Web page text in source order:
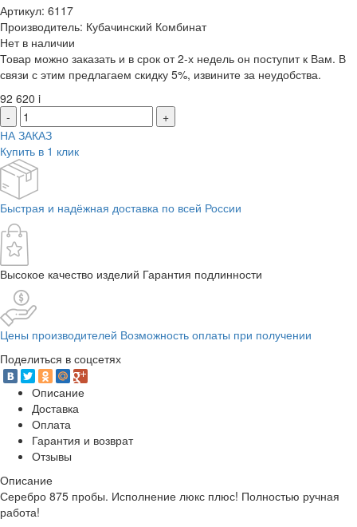
Артикул: 6117
Производитель: Кубачинский Комбинат
Нет в наличии
Товар можно заказать и в срок от 2-х недель он поступит к Вам. В
связи с этим предлагаем скидку 5%, извините за неудобства.
92 620 i
-
+
НА ЗАКАЗ
Купить в 1 клик
Быстрая и надёжная доставка по всей России
Высокое качество изделий Гарантия подлинности
Цены производителей Возможность оплаты при получении
Поделиться в соцсетях
Описание
Доставка
Оплата
Гарантия и возврат
Отзывы
Описание
Серебро 875 пробы. Исполнение люкс плюс! Полностью ручная
работа!